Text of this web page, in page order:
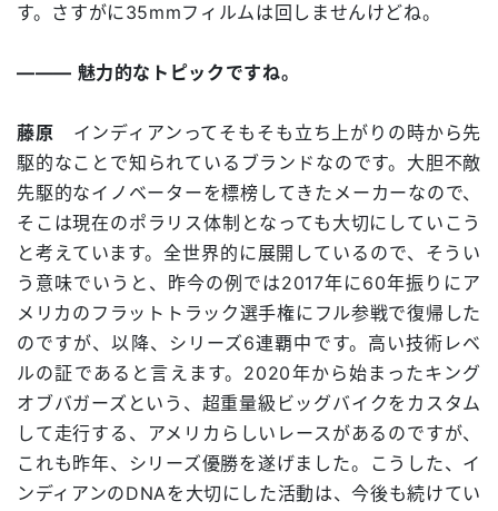
す。さすがに35mmフィルムは回しませんけどね。
――― 魅力的なトピックですね。
藤原 インディアンってそもそも立ち上がりの時から先
駆的なことで知られているブランドなのです。大胆不敵
先駆的なイノベーターを標榜してきたメーカーなので、
そこは現在のポラリス体制となっても大切にしていこう
と考えています。全世界的に展開しているので、そうい
う意味でいうと、昨今の例では2017年に60年振りにア
メリカのフラットトラック選手権にフル参戦で復帰した
のですが、以降、シリーズ6連覇中です。高い技術レベ
ルの証であると言えます。2020年から始まったキング
オブバガーズという、超重量級ビッグバイクをカスタム
して走行する、アメリカらしいレースがあるのですが、
これも昨年、シリーズ優勝を遂げました。こうした、イ
ンディアンのDNAを大切にした活動は、今後も続けてい